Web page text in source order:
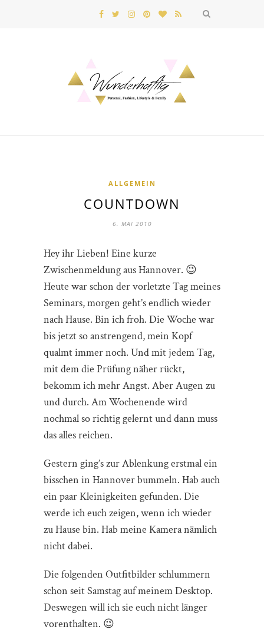
ALLGEMEIN
COUNTDOWN
6. MAI 2010
Hey ihr Lieben! Eine kurze
Zwischenmeldung aus Hannover. 😉
Heute war schon der vorletzte Tag meines
Seminars, morgen geht’s endlich wieder
nach Hause. Bin ich froh. Die Woche war
bis jetzt so anstrengend, mein Kopf
qualmt immer noch. Und mit jedem Tag,
mit dem die Prüfung näher rückt,
bekomm ich mehr Angst. Aber Augen zu
und durch. Am Wochenende wird
nochmal so richtig gelernt und dann muss
das alles reichen.
Gestern ging’s zur Ablenkung erstmal ein
bisschen in Hannover bummeln. Hab auch
ein paar Kleinigkeiten gefunden. Die
werde ich euch zeigen, wenn ich wieder
zu Hause bin. Hab meine Kamera nämlich
nicht dabei.
Die folgenden Outfitbilder schlummern
schon seit Samstag auf meinem Desktop.
Deswegen will ich sie euch nicht länger
vorenthalten. 😉